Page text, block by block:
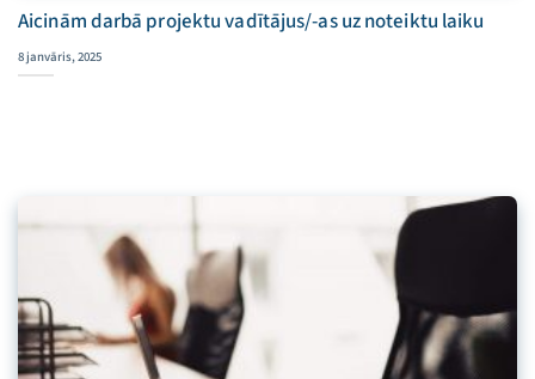
Aicinām darbā projektu vadītājus/-as uz noteiktu laiku
8 janvāris, 2025